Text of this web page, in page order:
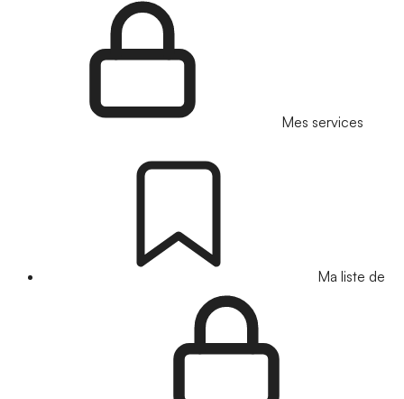
Mes services
Ma liste de